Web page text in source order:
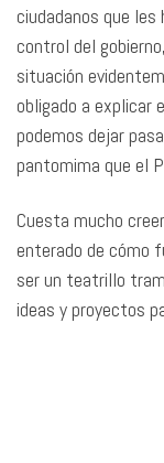
ciudadanos que
control del
situación
obligado a explicar
podemos dejar
pantomima que el
Cuesta mucho
enterado de cómo
ser un teatrillo
ideas y proyectos